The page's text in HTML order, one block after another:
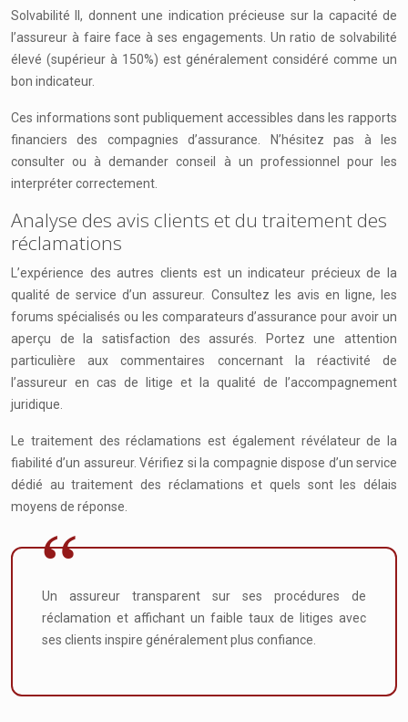
Solvabilité II, donnent une indication précieuse sur la capacité de
l’assureur à faire face à ses engagements. Un ratio de solvabilité
élevé (supérieur à 150%) est généralement considéré comme un
bon indicateur.
Ces informations sont publiquement accessibles dans les rapports
financiers des compagnies d’assurance. N’hésitez pas à les
consulter ou à demander conseil à un professionnel pour les
interpréter correctement.
Analyse des avis clients et du traitement des
réclamations
L’expérience des autres clients est un indicateur précieux de la
qualité de service d’un assureur. Consultez les avis en ligne, les
forums spécialisés ou les comparateurs d’assurance pour avoir un
aperçu de la satisfaction des assurés. Portez une attention
particulière aux commentaires concernant la réactivité de
l’assureur en cas de litige et la qualité de l’accompagnement
juridique.
Le traitement des réclamations est également révélateur de la
fiabilité d’un assureur. Vérifiez si la compagnie dispose d’un service
dédié au traitement des réclamations et quels sont les délais
moyens de réponse.
Un assureur transparent sur ses procédures de
réclamation et affichant un faible taux de litiges avec
ses clients inspire généralement plus confiance.